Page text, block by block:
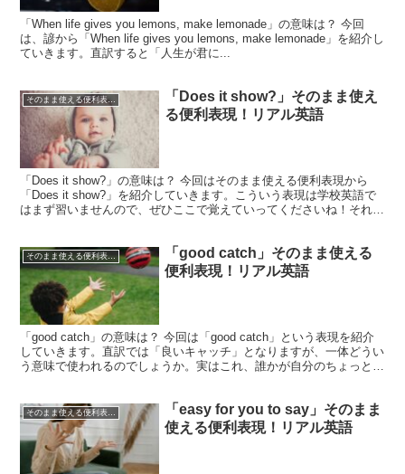
「When life gives you lemons, make lemonade」の意味は？ 今回
は、諺から「When life gives you lemons, make lemonade」を紹介し
ていきます。直訳すると「人生が君に...
そのまま使える便利表現！シリーズ
「Does it show?」そのまま使え
る便利表現！リアル英語
「Does it show?」の意味は？ 今回はそのまま使える便利表現から
「Does it show?」を紹介していきます。こういう表現は学校英語で
はまず習いませんので、ぜひここで覚えていってくださいね！それで
そのまま使える便利表現！シリーズ
「good catch」そのまま使える
便利表現！リアル英語
「good catch」の意味は？ 今回は「good catch」という表現を紹介
していきます。直訳では「良いキャッチ」となりますが、一体どうい
う意味で使われるのでしょうか。実はこれ、誰かが自分のちょっとし
そのまま使える便利表現！シリーズ
「easy for you to say」そのまま
使える便利表現！リアル英語